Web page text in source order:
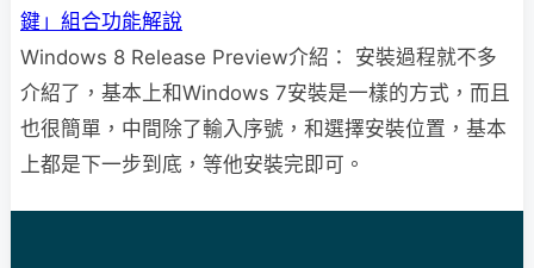
鍵」組合功能解說
Windows 8 Release Preview介紹： 安裝過程就不多
介紹了，基本上和Windows 7安裝是一樣的方式，而且
也很簡單，中間除了輸入序號，和選擇安裝位置，基本
上都是下一步到底，等他安裝完即可。